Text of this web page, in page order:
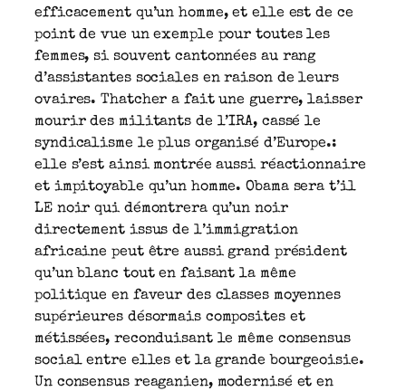
efficacement qu’un homme, et elle est de ce
point de vue un exemple pour toutes les
femmes, si souvent cantonnées au rang
d’assistantes sociales en raison de leurs
ovaires. Thatcher a fait une guerre, laisser
mourir des militants de l’IRA, cassé le
syndicalisme le plus organisé d’Europe.:
elle s’est ainsi montrée aussi réactionnaire
et impitoyable qu’un homme. Obama sera t’il
LE noir qui démontrera qu’un noir
directement issus de l’immigration
africaine peut être aussi grand président
qu’un blanc tout en faisant la même
politique en faveur des classes moyennes
supérieures désormais composites et
métissées, reconduisant le même consensus
social entre elles et la grande bourgeoisie.
Un consensus reaganien, modernisé et en